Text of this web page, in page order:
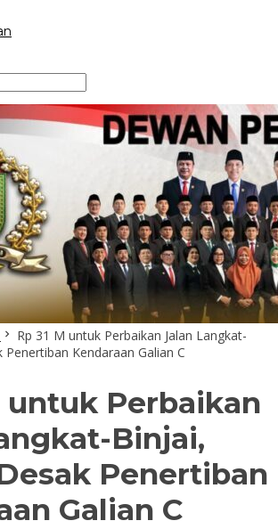
Rp 31 M untuk Perbaikan Jalan Langkat-
Kendaraan Galian C
untuk Perbaikan
Binjai,
Penertiban
Galian C